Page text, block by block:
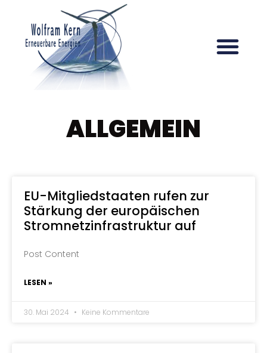
ALLGEMEIN
EU-Mitgliedstaaten rufen zur
Stärkung der europäischen
Stromnetzinfrastruktur auf
Post Content
LESEN »
30. Mai 2024 Keine Kommentare